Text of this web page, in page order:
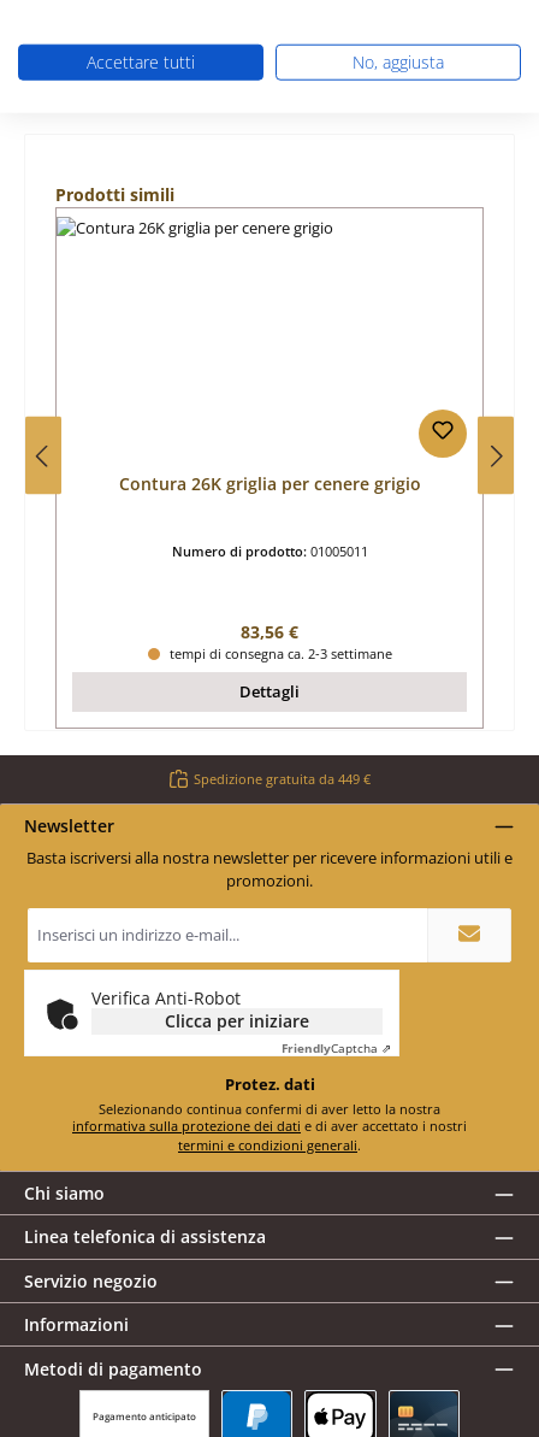
Salta la galleria dei prodotti
Prodotti simili
Contura 26K griglia per cenere grigio
Numero di prodotto: 01005011
Prezzo normale:
83,56 €
tempi di consegna ca. 2-3 settimane
Dettagli
Spedizione gratuita da 449 €
Newsletter
Basta iscriversi alla nostra newsletter per ricevere informazioni utili e
promozioni.
*
Verifica Anti-Robot
Clicca per iniziare
FriendlyCaptcha ⇗
Protez. dati
informativa sulla protezione dei dati
termini e condizioni generali.
Chi siamo
Linea telefonica di assistenza
Servizio negozio
Informazioni
Metodi di pagamento
Pagamento anticipato
Accettare tutti No, aggiusta